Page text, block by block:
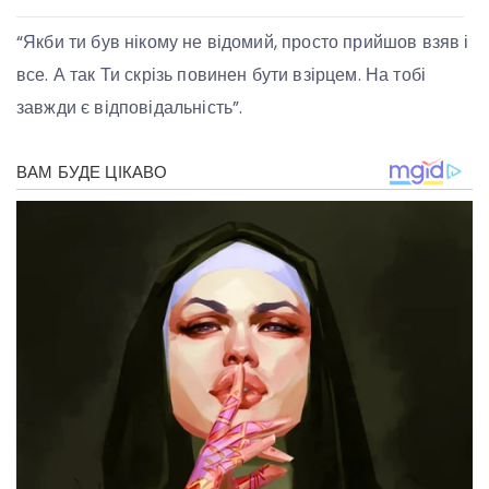
“Якби ти був нікому не відомий, просто прийшов взяв і
все. А так Ти скрізь повинен бути взірцем. На тобі
завжди є відповідальність”.